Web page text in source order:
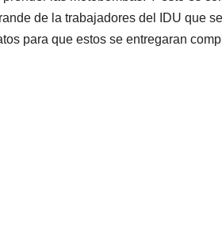
de la trabajadores del IDU que
para que estos se entregaran